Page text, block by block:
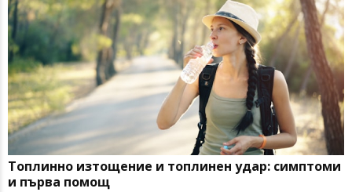
Топлинно изтощение и топлинен удар: симптоми
и първа помощ